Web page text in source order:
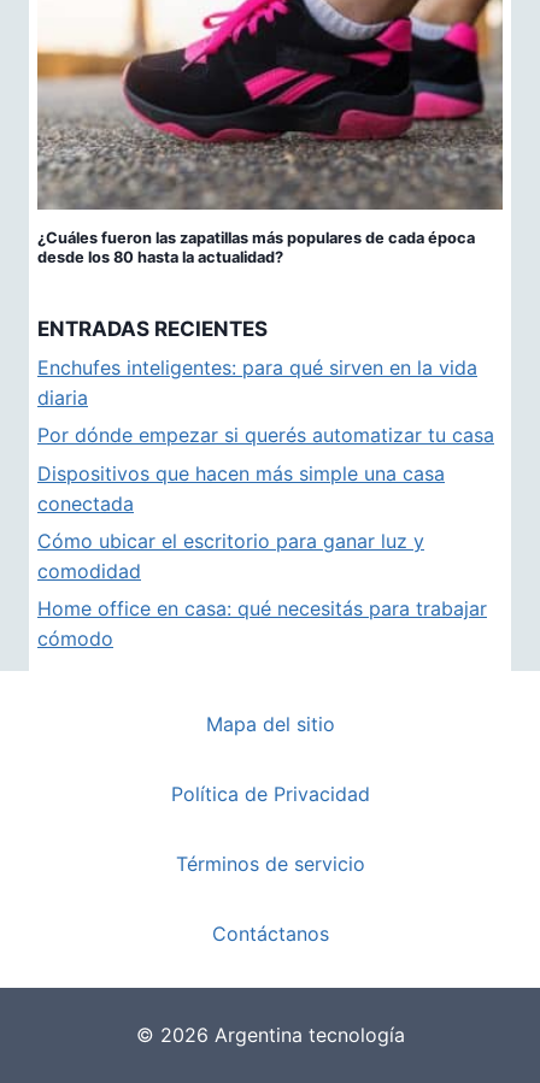
¿Cuáles fueron las zapatillas más populares de cada época
desde los 80 hasta la actualidad?
ENTRADAS RECIENTES
Enchufes inteligentes: para qué sirven en la vida
diaria
Por dónde empezar si querés automatizar tu casa
Dispositivos que hacen más simple una casa
conectada
Cómo ubicar el escritorio para ganar luz y
comodidad
Home office en casa: qué necesitás para trabajar
cómodo
Mapa del sitio
Política de Privacidad
Términos de servicio
Contáctanos
© 2026 Argentina tecnología